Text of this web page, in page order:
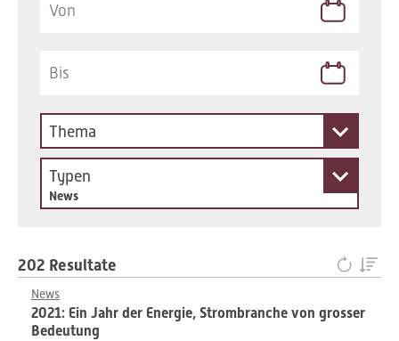
Thema
Typen
News
202 Resultate
News
2021: Ein Jahr der Energie, Strombranche von grosser
Bedeutung